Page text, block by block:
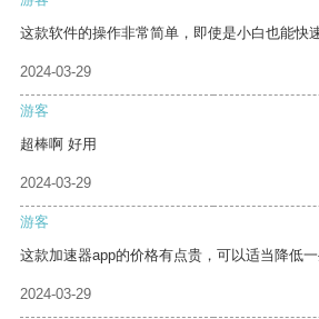
这款软件的操作非常简单，即使是小白也能快
2024-03-29
游客
超棒啊 好用
2024-03-29
游客
这款加速器app的价格有点贵，可以适当降低一
2024-03-29